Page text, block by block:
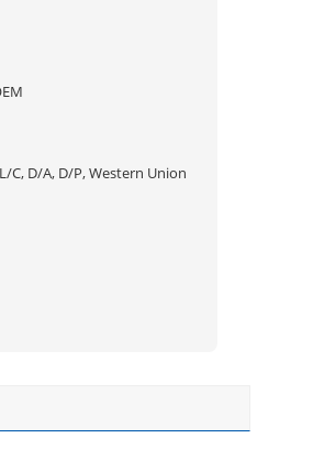
C, D/A, D/P, Western Union